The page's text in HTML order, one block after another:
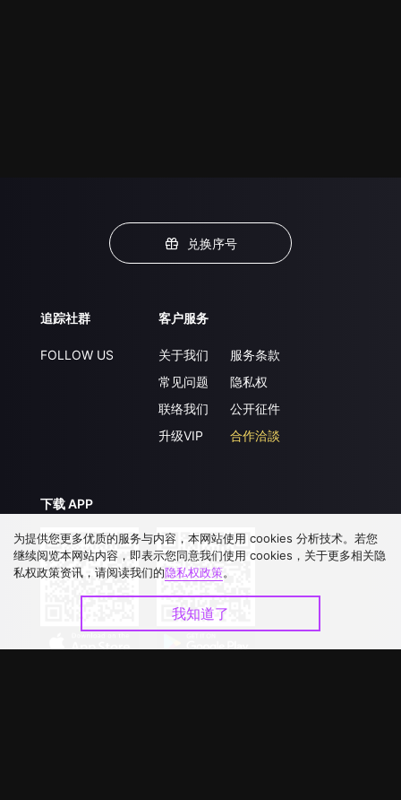
兑换序号
追踪社群
FOLLOW US
客户服务
关于我们
常见问题
联络我们
升级VIP
服务条款
隐私权
公开征件
合作洽談
下载 APP
为提供您更多优质的服务与内容，本网站使用 cookies 分析技术。若您
继续阅览本网站内容，即表示您同意我们使用 cookies，关于更多相关隐
私权政策资讯，请阅读我们的隐私权政策。
我知道了